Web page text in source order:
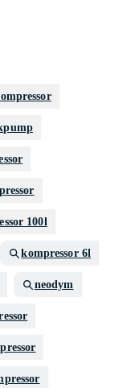
100l
kompressor 6l
neodym